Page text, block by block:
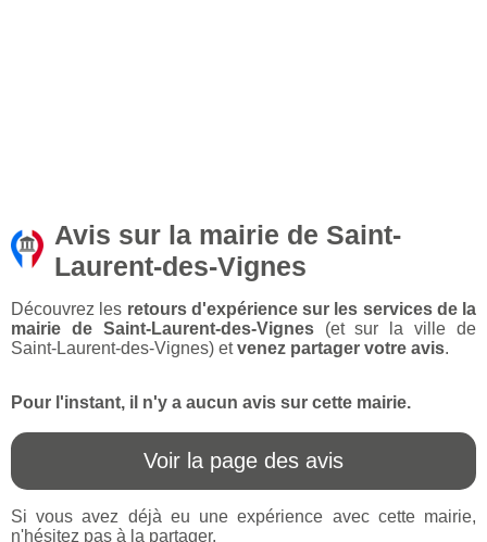
Avis sur la mairie de Saint-
Laurent-des-Vignes
Découvrez les retours d'expérience sur les services de la
mairie de Saint-Laurent-des-Vignes(et sur la ville de
Saint-Laurent-des-Vignes) etvenez partager votre avis.
Pour l'instant, il n'y a aucun avis sur cette mairie.
Voir la page des avis
Si vous avez déjà eu une expérience avec cette mairie,
n'hésitez pas à la partager.